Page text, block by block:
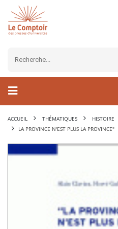
ACCUEIL THÉMATIQUES HISTOIRE
LA PROVINCE N'EST PLUS LA PROVINCE"